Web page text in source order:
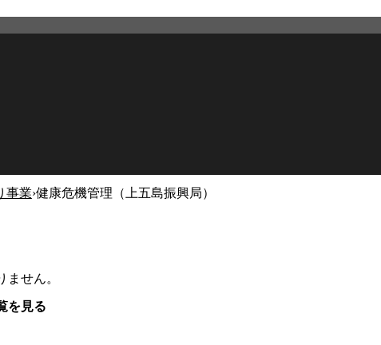
事業›健康危機管理（上五島振興局）
ません。
を見る